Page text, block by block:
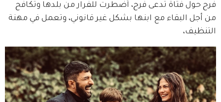
فرح حول فتاة تدعى فرح، اُضطرت للفرار من بلدها وتكافح
من أجل البقاء مع ابنها بشكل غير قانوني، وتعمل في مهنة
التنظيف،